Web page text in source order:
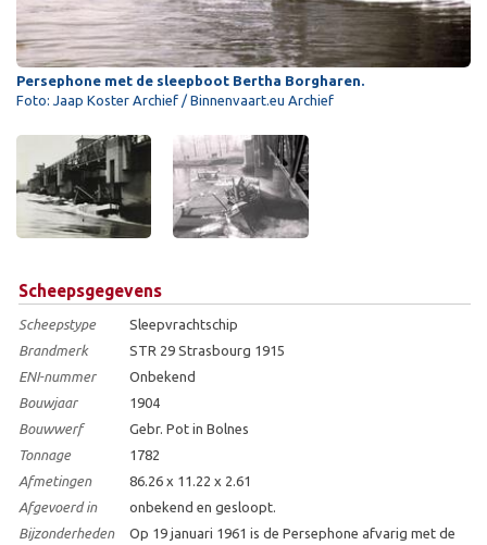
Persephone met de sleepboot Bertha Borgharen.
Foto: Jaap Koster Archief / Binnenvaart.eu Archief
Scheepsgegevens
Scheepstype
Sleepvrachtschip
Brandmerk
STR 29 Strasbourg 1915
ENI-nummer
Onbekend
Bouwjaar
1904
Bouwwerf
Gebr. Pot in Bolnes
Tonnage
1782
Afmetingen
86.26 x 11.22 x 2.61
Afgevoerd in
onbekend en gesloopt.
Bijzonderheden
Op 19 januari 1961 is de Persephone afvarig met de